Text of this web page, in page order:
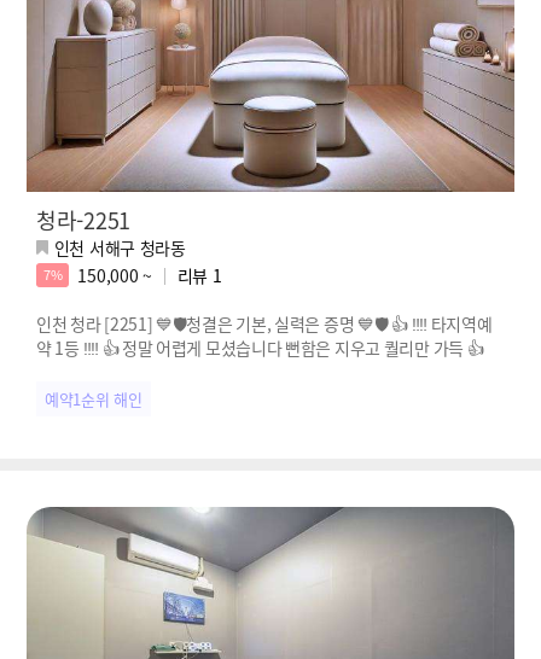
청라-2251
인천 서해구 청라동
7% 150,000 ~ 리뷰 1
인천 청라 [2251] 💙🛡️청결은 기본, 실력은 증명 💙🛡️ 👍 ‼️‼️ 타지역예
약 1등 ‼️‼️ 👍 정말 어렵게 모셨습니다 뻔함은 지우고 퀄리만 가득 👍
예약1순위 해인